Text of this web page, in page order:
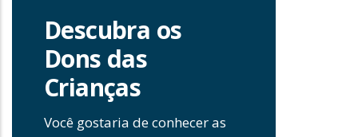
Descubra os
Dons das
Crianças
Você gostaria de conhecer as